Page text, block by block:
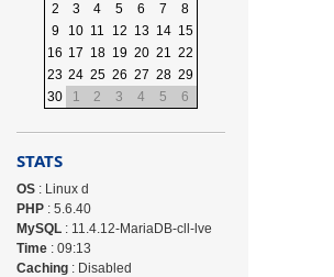
2
3 4 5 6 7
8
9
10 11 12 13 14 15
16 17 18 19 20 21 22
23 24 25 26 27 28 29
30
1 2 3 4 5 6
STATS
OS: Linux d
PHP: 5.6.40
MySQL: 11.4.12-MariaDB-cll-lve
Time: 09:13
Caching: Disabled